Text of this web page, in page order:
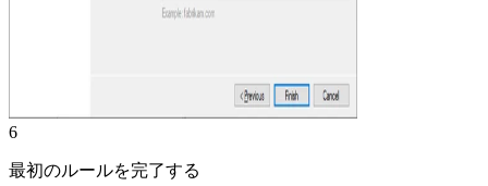
6
最初のルールを完了する